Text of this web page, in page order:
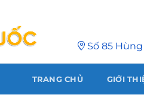
Số 85
TRANG CHỦ GIỚI